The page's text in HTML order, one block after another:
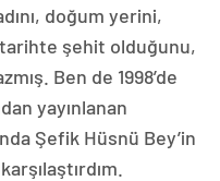
doğum yerini,
şehit olduğunu,
Ben de 1998’de
yayınlanan
Şefik Hüsnü Bey’in